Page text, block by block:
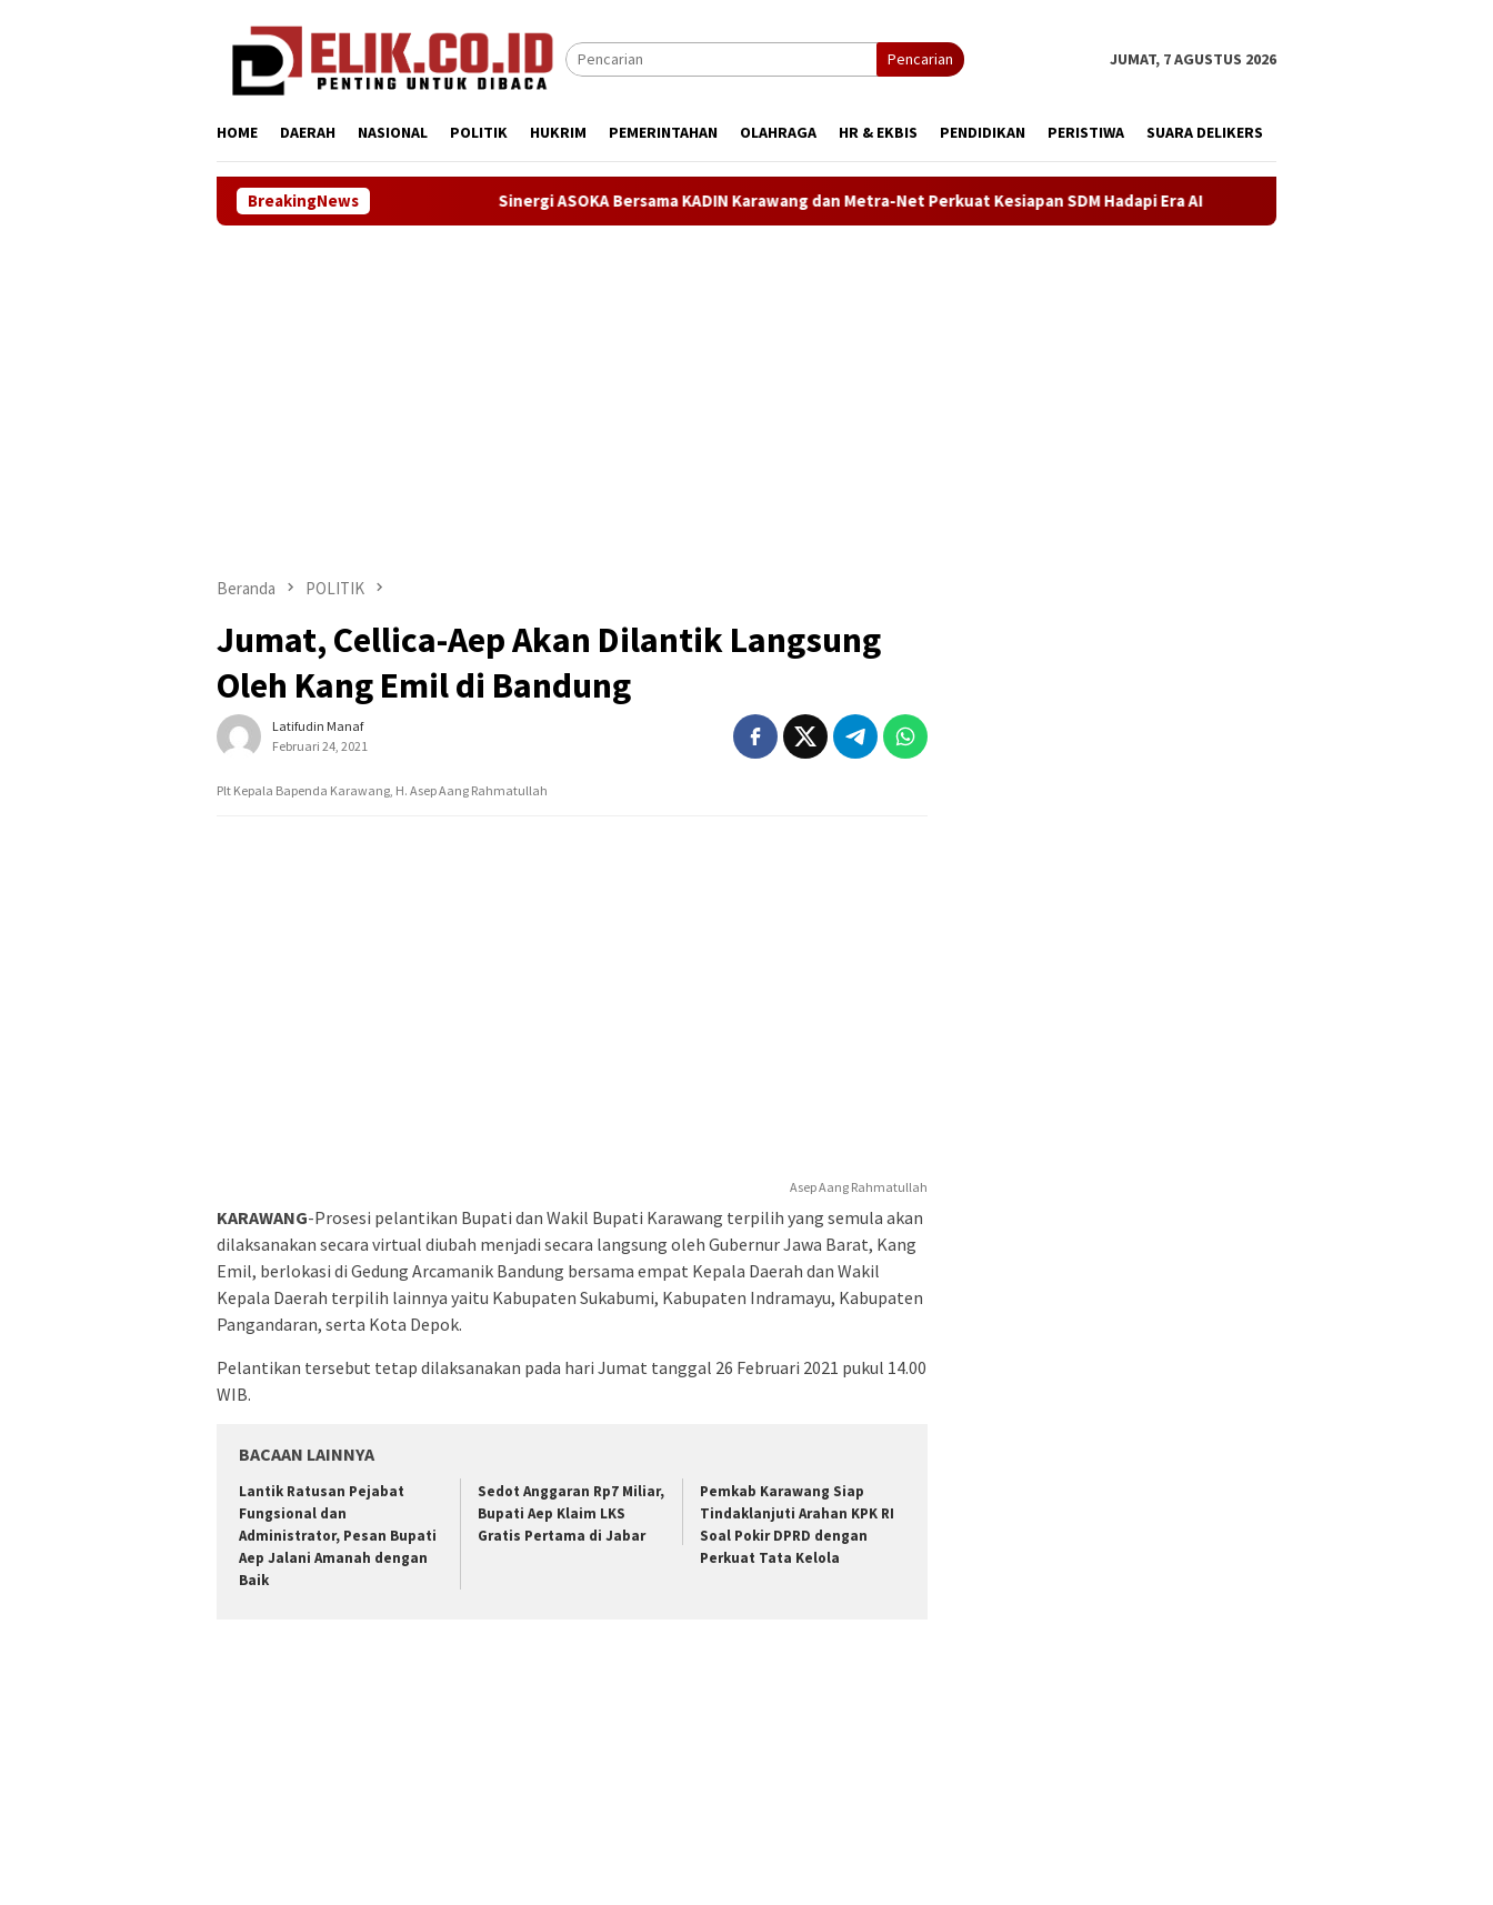
Pencarian JUMAT, 7 AGUSTUS 2026
HOME DAERAH NASIONAL POLITIK HUKRIM PEMERINTAHAN OLAHRAGA HR & EKBIS PENDIDIKAN PERISTIWA SUARA DELIKERS
BreakingNews Sinergi ASOKA Bersama KADIN Karawang dan Metra-Net Perkuat Kesiapan SDM Hadapi Era AI Demokrat Karawang Terus Bergerak
Beranda POLITIK
Jumat, Cellica-Aep Akan Dilantik Langsung
Oleh Kang Emil di Bandung
Latifudin Manaf
Februari 24, 2021
Plt Kepala Bapenda Karawang, H. Asep Aang Rahmatullah
Asep Aang Rahmatullah
KARAWANG-Prosesi pelantikan Bupati dan Wakil Bupati Karawang terpilih yang semula akan
dilaksanakan secara virtual diubah menjadi secara langsung oleh Gubernur Jawa Barat, Kang
Emil, berlokasi di Gedung Arcamanik Bandung bersama empat Kepala Daerah dan Wakil
Kepala Daerah terpilih lainnya yaitu Kabupaten Sukabumi, Kabupaten Indramayu, Kabupaten
Pangandaran, serta Kota Depok.
Pelantikan tersebut tetap dilaksanakan pada hari Jumat tanggal 26 Februari 2021 pukul 14.00
WIB.
BACAAN LAINNYA
Lantik Ratusan Pejabat
Fungsional dan
Administrator, Pesan Bupati
Aep Jalani Amanah dengan
Baik
Sedot Anggaran Rp7 Miliar,
Bupati Aep Klaim LKS
Gratis Pertama di Jabar
Pemkab Karawang Siap
Tindaklanjuti Arahan KPK RI
Soal Pokir DPRD dengan
Perkuat Tata Kelola